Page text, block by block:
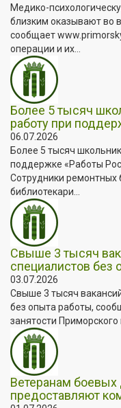
Медико-
близким оказывают во
сообщает
операции и их...
Более 5 тысяч
работу при
06.07.2026
Более 5 тысяч
поддержке «Работы
Сотрудники ремонтных
библиотекари...
Свыше 3 тысяч
специалистов без
03.07.2026
Свыше 3 тысяч
без опыта работы,
занятости Приморского
Ветеранам
предоставляют